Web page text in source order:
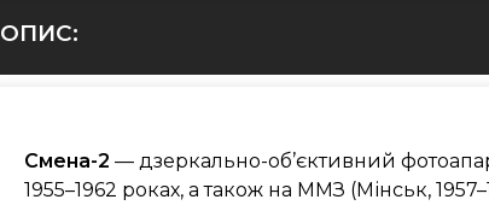
ОПИС:
Смена-2 — дзеркально-об’єктивний
1955–1962 роках, а також на ММЗ (Мінськ,